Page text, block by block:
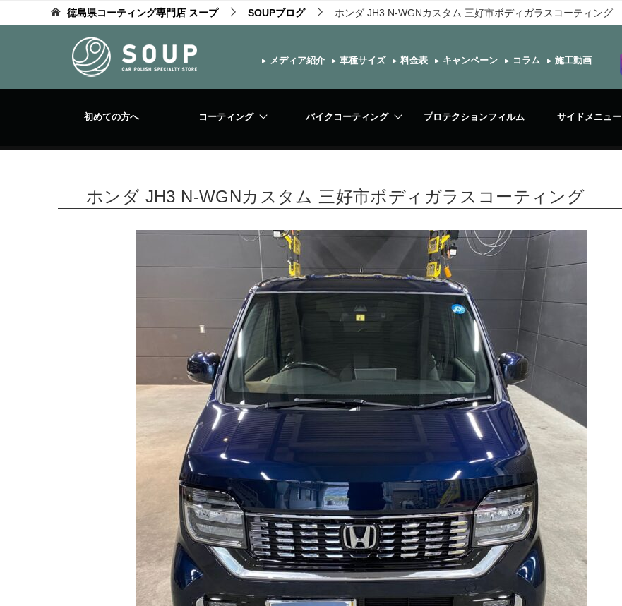
徳島県コーティング専門店 スープ SOUPブログ ホンダ JH3 N-WGNカスタム 三好市ボディガラスコーティング
▸ メディア紹介 ▸ 車種サイズ ▸ 料金表 ▸ キャンペーン ▸ コラム ▸ 施工動画
初めての方へ コーティング バイクコーティング プロテクションフィルム サイドメニュー
ホンダ JH3 N-WGNカスタム 三好市ボディガラスコーティング